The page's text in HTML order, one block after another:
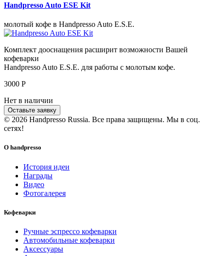
Handpresso Auto ESE Kit
молотый кофе в Handpresso Auto E.S.E.
Комплект дооснащения расширит возможности Вашей
кофеварки
Handpresso Auto E.S.E. для работы с молотым кофе.
3000 Р
Нет в наличии
Оставьте заявку
© 2026 Handpresso Russia. Все права защищены. Мы в соц.
сетях!
О handpresso
История идеи
Награды
Видео
Фотогалерея
Кофеварки
Ручные эспрессо кофеварки
Автомобильные кофеварки
Аксессуары